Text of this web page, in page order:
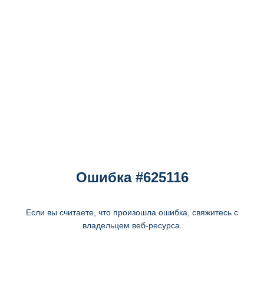
Ошибка #625116
Если вы считаете, что произошла ошибка, свяжитесь с
владельцем веб-ресурса.